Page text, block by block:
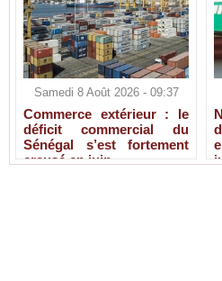
Samedi 8 Août 2026 - 09:37
Commerce extérieur : le
déficit commercial du
Sénégal s’est fortement
creusé en juin